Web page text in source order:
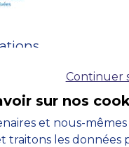
Continuer
sur nos
et nous-
traitons les données